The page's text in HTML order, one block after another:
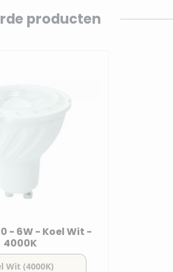
the elements of the carousel
producten
- 6W - Koel Wit -
4000K